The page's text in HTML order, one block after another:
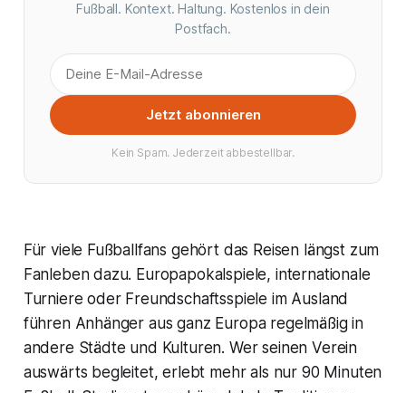
Fußball. Kontext. Haltung. Kostenlos in dein
Postfach.
Jetzt abonnieren
Kein Spam. Jederzeit abbestellbar.
Für viele Fußballfans gehört das Reisen längst zum
Fanleben dazu. Europapokalspiele, internationale
Turniere oder Freundschaftsspiele im Ausland
führen Anhänger aus ganz Europa regelmäßig in
andere Städte und Kulturen. Wer seinen Verein
auswärts begleitet, erlebt mehr als nur 90 Minuten